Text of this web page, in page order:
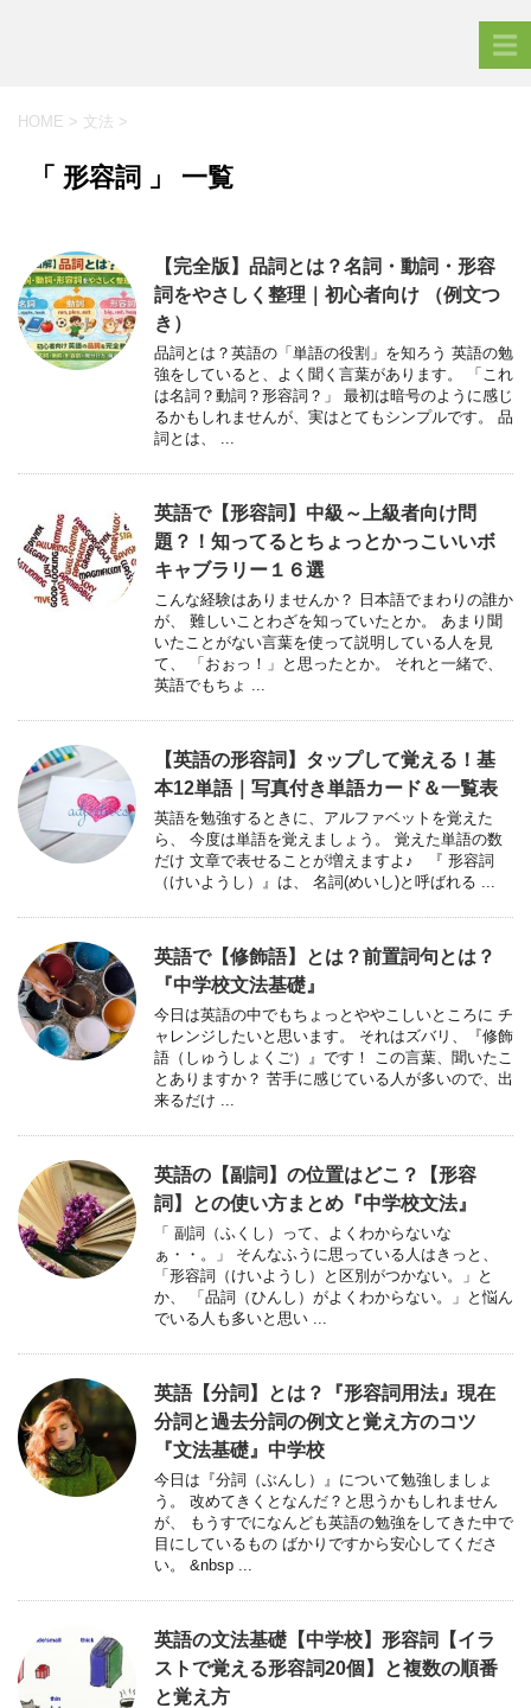
HOME > 文法 >
「 形容詞 」 一覧
【完全版】品詞とは？名詞・動詞・形容
詞をやさしく整理｜初心者向け （例文つ
き）
品詞とは？英語の「単語の役割」を知ろう 英語の勉
強をしていると、よく聞く言葉があります。 「これ
は名詞？動詞？形容詞？」 最初は暗号のように感じ
るかもしれませんが、実はとてもシンプルです。 品
詞とは、 ...
英語で【形容詞】中級～上級者向け問
題？！知ってるとちょっとかっこいいボ
キャブラリー１６選
こんな経験はありませんか？ 日本語でまわりの誰か
が、 難しいことわざを知っていたとか。 あまり聞
いたことがない言葉を使って説明している人を見
て、 「おぉっ！」と思ったとか。 それと一緒で、
英語でもちょ ...
【英語の形容詞】タップして覚える！基
本12単語｜写真付き単語カード＆一覧表
英語を勉強するときに、アルファベットを覚えた
ら、 今度は単語を覚えましょう。 覚えた単語の数
だけ 文章で表せることが増えますよ♪ 『 形容詞
（けいようし）』は、 名詞(めいし)と呼ばれる ...
英語で【修飾語】とは？前置詞句とは？
『中学校文法基礎』
今日は英語の中でもちょっとややこしいところに チ
ャレンジしたいと思います。 それはズバリ、『修飾
語（しゅうしょくご）』です！ この言葉、聞いたこ
とありますか？ 苦手に感じている人が多いので、出
来るだけ ...
英語の【副詞】の位置はどこ？【形容
詞】との使い方まとめ『中学校文法』
「 副詞（ふくし）って、よくわからないな
ぁ・・。」 そんなふうに思っている人はきっと、
「形容詞（けいようし）と区別がつかない。」と
か、 「品詞（ひんし）がよくわからない。」と悩ん
でいる人も多いと思い ...
英語【分詞】とは？『形容詞用法』現在
分詞と過去分詞の例文と覚え方のコツ
『文法基礎』中学校
今日は『分詞（ぶんし）』について勉強しましょ
う。 改めてきくとなんだ？と思うかもしれません
が、 もうすでになんども英語の勉強をしてきた中で
目にしているもの ばかりですから安心してくださ
い。 &nbsp ...
英語の文法基礎【中学校】形容詞【イラ
ストで覚える形容詞20個】と複数の順番
と覚え方